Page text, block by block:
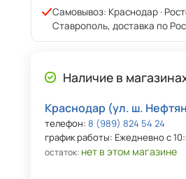
Самовывоз: Краснодар ·
Ставрополь, доставка по
Наличие в
Краснодар (ул. ш.
телефон: 8 (989) 824 54 24
график работы: Ежедневно с
остаток: нет в этом магазине